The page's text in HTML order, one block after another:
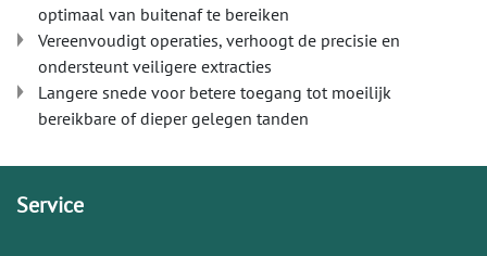
optimaal van buitenaf te bereiken
Vereenvoudigt operaties, verhoogt de precisie en
ondersteunt veiligere extracties
Langere snede voor betere toegang tot moeilijk
bereikbare of dieper gelegen tanden
Service